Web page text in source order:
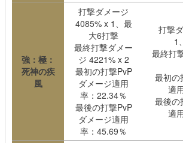
強：極：
死神の疾
風
打撃ダメージ
4085% x 1、最
大6打撃
最終打撃ダメー
ジ 4221% x 2
最初の打撃PvP
ダメージ適用
率：22.34％
最後の打撃PvP
ダメージ適用
率：45.69％
打撃
1
最終打
最初の
適
最後の
適